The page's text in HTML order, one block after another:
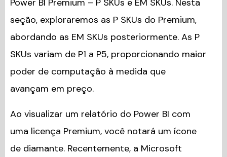
seção, exploraremos as P SKUs do Premium,
abordando as EM SKUs posteriormente. As P
SKUs variam de P1 a P5, proporcionando maior
poder de computação à medida que
avançam em preço.
Ao visualizar um relatório do Power BI com
uma licença Premium, você notará um ícone
de diamante. Recentemente, a Microsoft